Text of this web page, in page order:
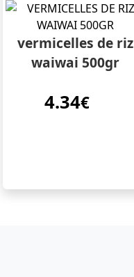
vermicelles de riz
waiwai 500gr
4.34€